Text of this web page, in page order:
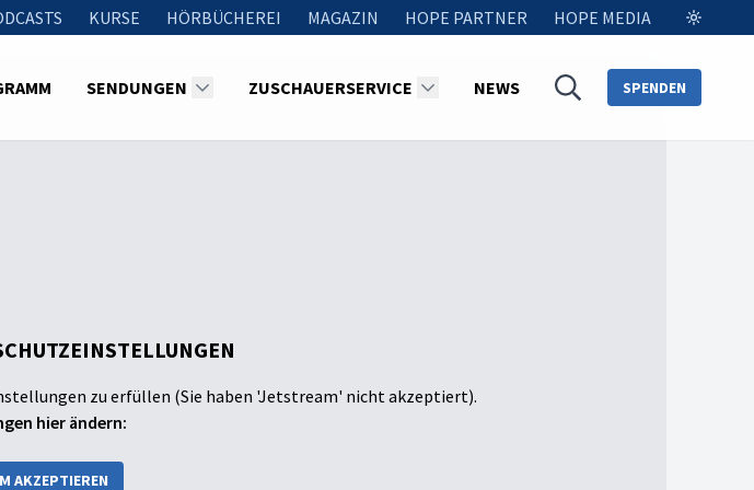
KURSE HÖRBÜCHEREI MAGAZIN HOPE PARTNER HOPE MEDIA
SENDUNGEN ZUSCHAUERSERVICE NEWS SPENDEN
zu erfüllen (Sie haben 'Jetstream' nicht akzeptiert).
hier ändern:
AKZEPTIEREN